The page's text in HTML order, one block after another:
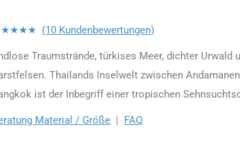
(10 Kundenbewertungen)
Traumstrände, türkises Meer, dichter Urwald
Thailands Inselwelt zwischen
ist der Inbegriff einer tropischen
Material / Größe | FAQ